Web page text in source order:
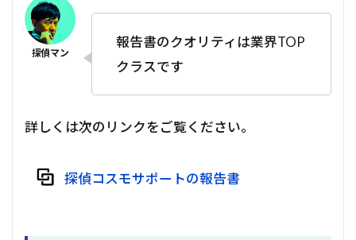
報告書のクオリティは業界TOP
クラスです
詳しくは次のリンクをご覧ください。
探偵コスモサポートの報告書